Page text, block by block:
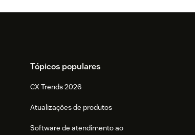
Tópicos populares
CX Trends 2026
Atualizações de produtos
Software de atendimento ao